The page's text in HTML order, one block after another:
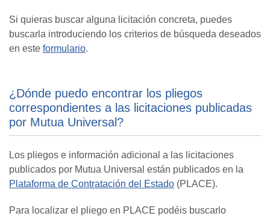
Si quieras buscar alguna licitación concreta, puedes
buscarla introduciendo los criterios de búsqueda deseados
en este formulario.
¿Dónde puedo encontrar los pliegos
correspondientes a las licitaciones publicadas
por Mutua Universal?
Los pliegos e información adicional a las licitaciones
publicados por Mutua Universal están publicados en la
Plataforma de Contratación del Estado (PLACE).
Para localizar el pliego en PLACE podéis buscarlo